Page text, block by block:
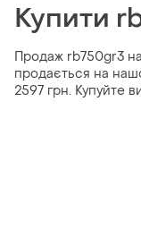
Купити
Продаж rb750gr3 на
продається на
2597 грн. Купуйте